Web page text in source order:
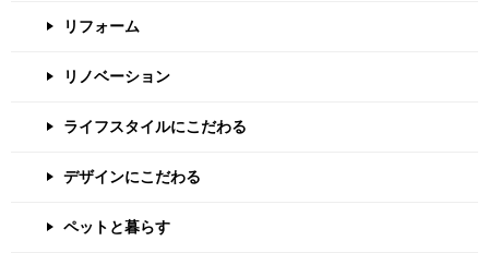
リフォーム
リノベーション
ライフスタイルにこだわる
デザインにこだわる
ペットと暮らす